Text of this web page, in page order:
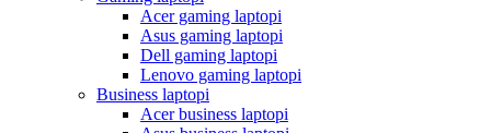
Acer gaming laptopi
Asus gaming laptopi
Dell gaming laptopi
Lenovo gaming laptopi
Business laptopi
Acer business laptopi